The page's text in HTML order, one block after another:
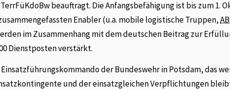
beauftragt. Die Anfangsbefähigung ist bis zum 1.
Enabler (u.a. mobile logistische Truppen,
im Zusammenhang mit dem deutschen Beitrag zur
Dienstposten verstärkt.
der Bundeswehr in Potsdam, das
und der einsatzgleichen Verpflichtungen